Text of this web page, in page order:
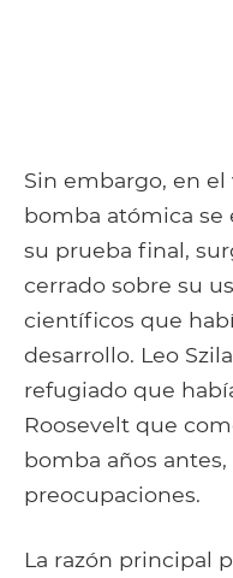
Sin embargo, en el
bomba atómica se
su prueba final,
cerrado sobre su
científicos que
desarrollo. Leo
refugiado que
Roosevelt que
bomba años antes,
preocupaciones.
La razón principal